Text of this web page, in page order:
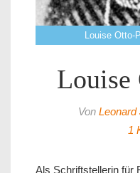
Louise Otto-
Louise
Von Leonard
1
Als Schriftstellerin für